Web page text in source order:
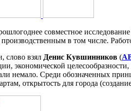
совместное исследование
в том числе.
слово взял Денис Кувшинников (
экономической
немало. Среди обозначенных
открытость для города